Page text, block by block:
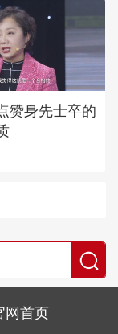
赞身先士卒的
网首页